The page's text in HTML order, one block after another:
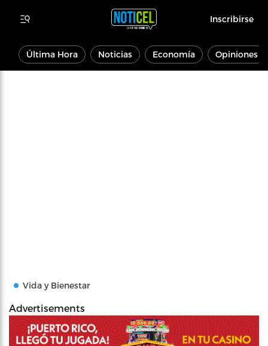
Inscribirse
Última Hora Noticias Economía Opiniones
Vida y Bienestar
Advertisements